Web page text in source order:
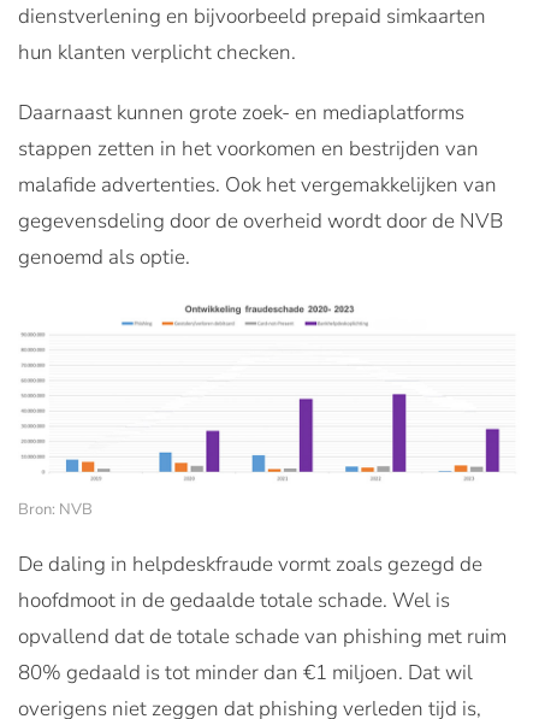
dienstverlening en bijvoorbeeld prepaid simkaarten
hun klanten verplicht checken.
Daarnaast kunnen grote zoek- en mediaplatforms
stappen zetten in het voorkomen en bestrijden van
malafide advertenties. Ook het vergemakkelijken van
gegevensdeling door de overheid wordt door de NVB
genoemd als optie.
Bron: NVB
De daling in helpdeskfraude vormt zoals gezegd de
hoofdmoot in de gedaalde totale schade. Wel is
opvallend dat de totale schade van phishing met ruim
80% gedaald is tot minder dan €1 miljoen. Dat wil
overigens niet zeggen dat phishing verleden tijd is,